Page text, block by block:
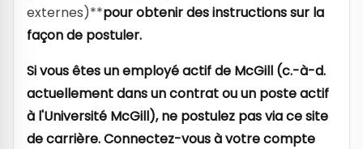
externes)**pour obtenir des instructions sur la
façon de postuler.
Si vous êtes un employé actif de McGill (c.-à-d.
actuellement dans un contrat ou un poste actif
à l'Université McGill), ne postulez pas via ce site
de carrière. Connectez-vous à votre compte